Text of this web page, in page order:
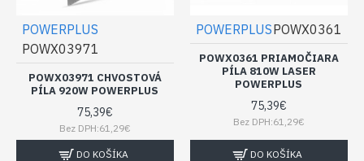
POWERPLUS
POWX03971
POWX03971 CHVOSTOVÁ
PÍLA 920W POWERPLUS
75,39€
Bez DPH:61,29€
DO KOŠÍKA
POWERPLUSPOWX0361
POWX0361 PRIAMOČIARA
PÍLA 810W LASER
POWERPLUS
75,39€
Bez DPH:61,29€
DO KOŠÍKA